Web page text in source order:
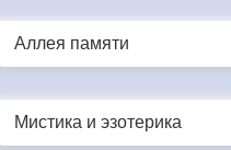
Аллея памяти
Мистика и эзотерика